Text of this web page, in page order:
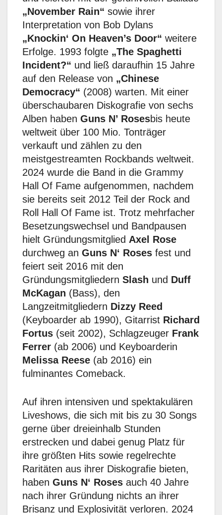
„November Rain“ sowie ihrer
Interpretation von Bob Dylans
„Knockin‘ On Heaven’s Door“ weitere
Erfolge. 1993 folgte „The Spaghetti
Incident?“ und ließ daraufhin 15 Jahre
auf den Release von „Chinese
Democracy“ (2008) warten. Mit einer
überschaubaren Diskografie von sechs
Alben haben Guns N’ Rosesbis heute
weltweit über 100 Mio. Tonträger
verkauft und zählen zu den
meistgestreamten Rockbands weltweit.
2024 wurde die Band in die Grammy
Hall Of Fame aufgenommen, nachdem
sie bereits seit 2012 Teil der Rock and
Roll Hall Of Fame ist. Trotz mehrfacher
Besetzungswechsel und Bandpausen
hielt Gründungsmitglied Axel Rose
durchweg an Guns N‘ Roses fest und
feiert seit 2016 mit den
Gründungsmitgliedern Slash und Duff
McKagan (Bass), den
Langzeitmitgliedern Dizzy Reed
(Keyboarder ab 1990), Gitarrist Richard
Fortus (seit 2002), Schlagzeuger Frank
Ferrer (ab 2006) und Keyboarderin
Melissa Reese (ab 2016) ein
fulminantes Comeback.
Auf ihren intensiven und spektakulären
Liveshows, die sich mit bis zu 30 Songs
gerne über dreieinhalb Stunden
erstrecken und dabei genug Platz für
ihre größten Hits sowie regelrechte
Raritäten aus ihrer Diskografie bieten,
haben Guns N‘ Roses auch 40 Jahre
nach ihrer Gründung nichts an ihrer
Brisanz und Explosivität verloren. 2024